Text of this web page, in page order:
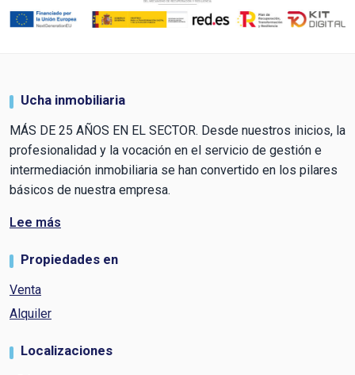
Ucha inmobiliaria
MÁS DE 25 AÑOS EN EL SECTOR. Desde nuestros inicios, la
profesionalidad y la vocación en el servicio de gestión e
intermediación inmobiliaria se han convertido en los pilares
básicos de nuestra empresa.
Lee más
Propiedades en
Venta
Alquiler
Localizaciones